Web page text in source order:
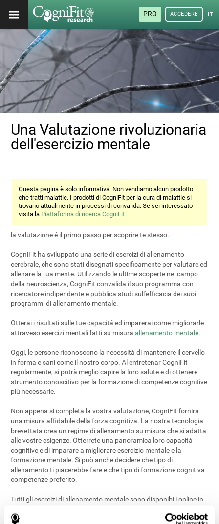
PRO ACCEDERE
Una Valutazione rivoluzionaria
dell'esercizio mentale
Questa pagina è solo informativa. Non vendiamo alcun prodotto
che tratti malattie. I prodotti di CogniFit per la cura di malattie si
trovano attualmente in processi di convalida. Se sei interessato
visita la Piattaforma di ricerca CogniFit
la valutazione é il primo passo per scoprire te stesso.
CogniFit ha sviluppato una serie di esercizi di allenamento
cerebrale, che sono stati disegnati specificamente per valutare ed
allenare la tua mente. Utilizzando le ultime scoperte nel campo
della neuroscienza, CogniFit convalida il suo programma con
ricercatore indipendente e pubblica studi sull'efficacia dei suoi
programmi di allenamento mentale.
Otterai i risultati sulle tue capacitá ed imparerai come migliorarle
attraveso esercizi mentali fatti su misuraallenamento mentale.
Oggi, le persone riconoscono la necessità di mantenere il cervello
in forma e sani come il nostro corpo. Al entretenar CogniFit
regolarmente, si potrà meglio capire la loro salute e di ottenere
strumento conoscitivo per la formazione di competenze cognitive
più necessarie.
Non appena si completa la vostra valutazione, CogniFit fornirà
una misura affidabile della forza cognitiva. La nostra tecnologia
brevettata crea un regime di allenamento su misura che si adatta
alle vostre esigenze. Otterrete una panoramica loro capacità
cognitive e di imparare a migliorare esercizio mentale e la
formazione mentale. Si può anche decidere che tipo di
allenamento ti piacerebbe fare e che tipo di formazione cognitiva
competenze preferito.
Tutti gli esercizi di allenamento mentale sono disponibili online in
Gli esercizi cerebrali sono divertenti e facili da fare. Avviare la